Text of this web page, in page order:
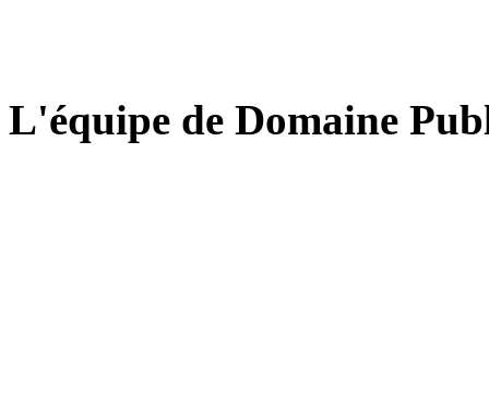
L'équipe de Domaine